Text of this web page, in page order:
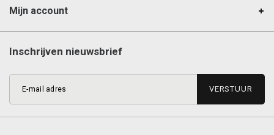
Mijn account
Inschrijven nieuwsbrief
VERSTUUR